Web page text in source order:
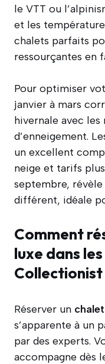
le VTT ou
et les
chalets parfaits
ressourçantes en
Pour optimiser
janvier à mars
hivernale avec
d’enneigement.
un excellent
neige et tarifs
septembre,
différent, idéale
Comment
luxe dans
Collectionist
Réserver un
s’apparente à un
par des experts.
accompagne dès